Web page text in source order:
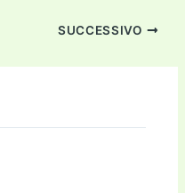
a
p
y
Li
k
k
dI
n
vi
SUCCESSIVO